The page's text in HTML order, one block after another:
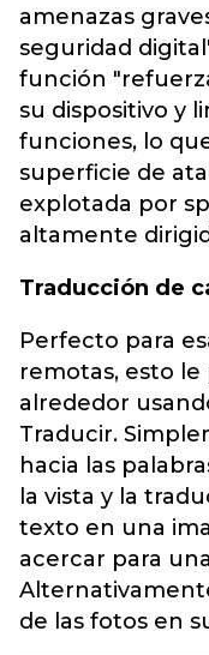
amenazas
seguridad
función
su dispositivo y
funciones, lo
superficie de
explotada por
altamente
Traducción de
Perfecto para
remotas, esto
alrededor
Traducir.
hacia las
la vista y la
texto en una
acercar para
de las fotos en